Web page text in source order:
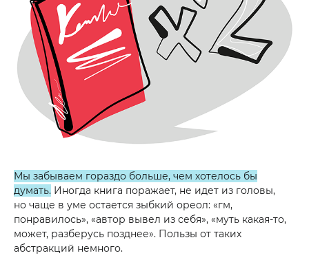
Мы забываем гораздо больше, чем хотелось бы
думать. Иногда книга поражает, не идет из головы,
но чаще в уме остается зыбкий ореол: «гм,
понравилось», «автор вывел из себя», «муть какая-то,
может, разберусь позднее». Пользы от таких
абстракций немного.